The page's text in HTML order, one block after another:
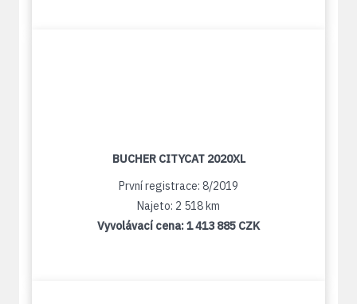
BUCHER CITYCAT 2020XL
První registrace: 8/2019
Najeto: 2 518 km
Vyvolávací cena:1 413 885 CZK